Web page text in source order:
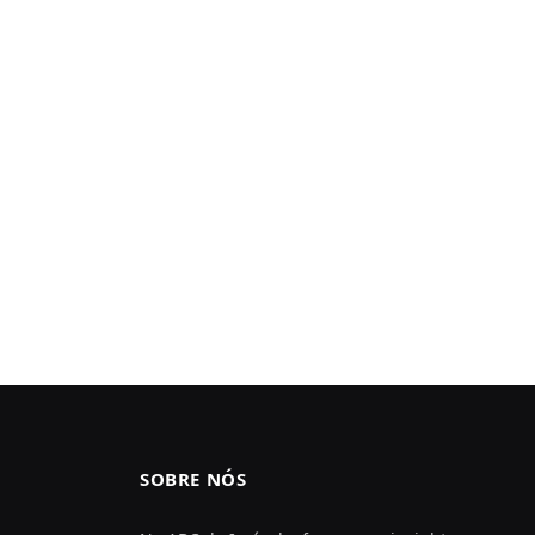
SOBRE NÓS